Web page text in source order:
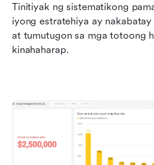
Tinitiyak ng sistematikong
iyong estratehiya ay
at tumutugon sa mga totoong
kinahaharap.